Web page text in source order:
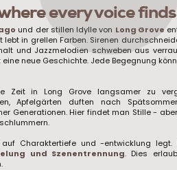
every voice
und der stillen Idylle von Long Grove
in grellen Farben. Sirenen
und Jazzmelodien schweben aus
neue Geschichte. Jede Begegnung
Zeit in Long Grove langsamer zu
Apfelgärten duften nach
Generationen. Hier findet man Stille -
Charaktertiefe und -entwicklung legt.
und Szenentrennung. Dies